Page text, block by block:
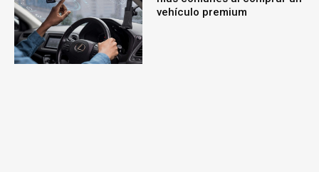
vehículo premium